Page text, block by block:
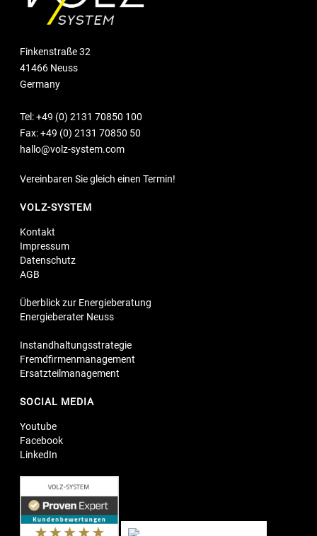
Finkenstraße 32
41466 Neuss
Germany
Tel:+49 (0) 2131 70850 100
Fax: +49 (0) 2131 70850 50
hallo@volz-system.com
Vereinbaren Sie gleich einen Termin!
VOLZ-SYSTEM
Kontakt
Impressum
Datenschutz
AGB
Überblick zur Energieberatung
Energieberater Neuss
Instandhaltungsstrategie
Fremdfirmenmanagement
Ersatzteilmanagement
SOCIAL MEDIA
Youtube
Facebook
LinkedIn